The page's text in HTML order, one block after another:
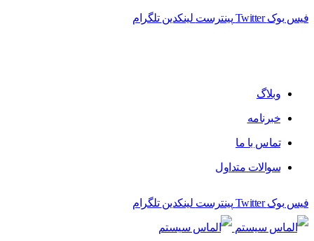
فیس بوک Twitter پینترست لینکدین تلگرام
وبلاگ
خبرنامه
تماس با ما
سوالات متداول
فیس بوک Twitter پینترست لینکدین تلگرام